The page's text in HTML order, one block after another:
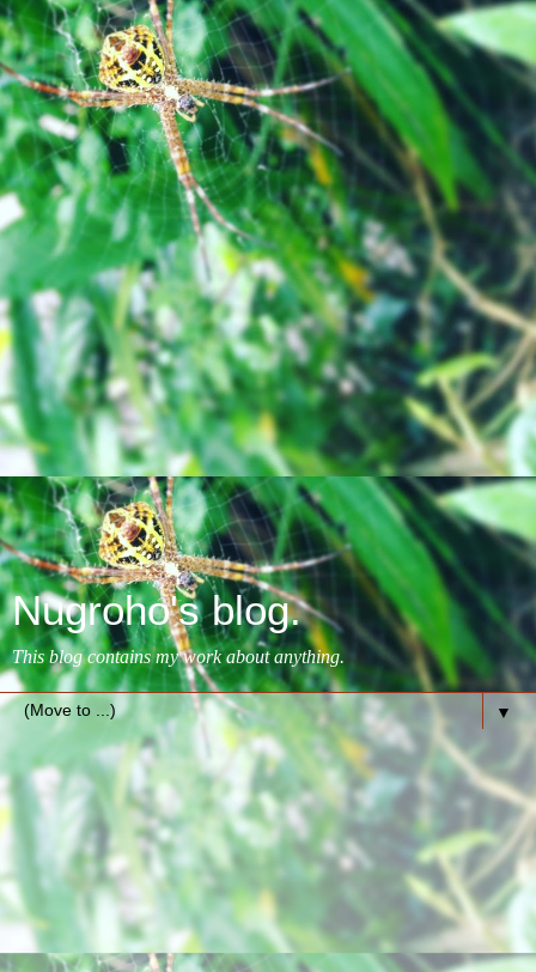
Nugroho's blog.
This blog contains my work about anything.
▼